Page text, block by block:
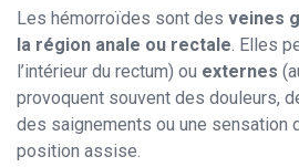
Les hémorroïdes sont des veines
la région anale ou rectale. Elles
l’intérieur du rectum) ou externes
provoquent souvent des douleurs,
des saignements ou une sensation
position assise.